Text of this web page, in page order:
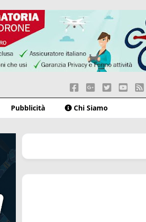
Pubblicità Chi Siamo